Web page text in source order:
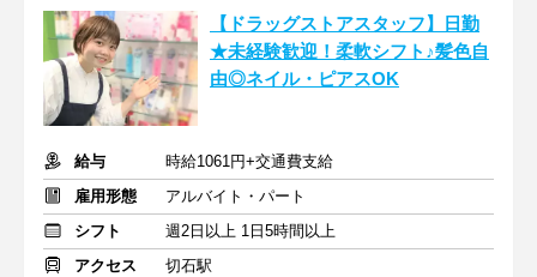
【ドラッグストアスタッフ】日勤
★未経験歓迎！柔軟シフト♪髪色自
由◎ネイル・ピアスOK
給与
時給1061円+交通費支給
雇用形態
アルバイト・パート
シフト
週2日以上 1日5時間以上
アクセス
切石駅